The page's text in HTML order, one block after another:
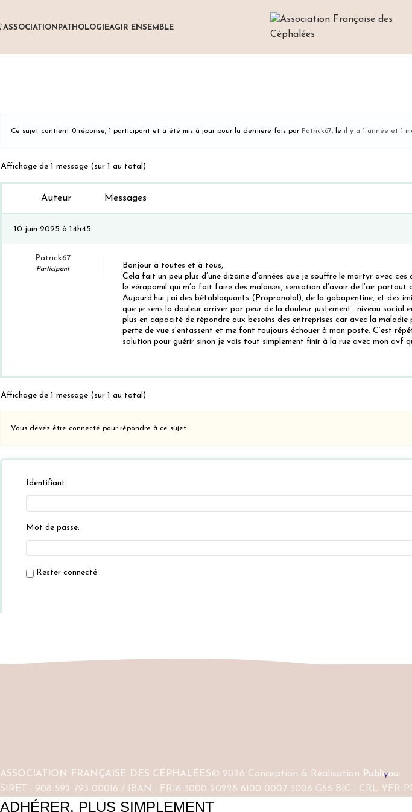
PATHOLOGIEAGIR ENSEMBLE
Ce sujet contient 0 réponse, 1 participant et a été mis à jour pour la dernière fois par Patrick67, le il y a 1 année et 1
Affichage de 1 message (sur 1 au total)
Auteur Messages
10 juin 2025 à 14h45
Patrick67
Participant
Bonjour à toutes et à tous,
Cela fait un peu plus d’une dizaine d’années que je souffre le martyr avec
le vérapamil qui m’a fait faire des malaises, sensation d’avoir de l’air
Aujourd’hui j’ai des bétabloquants (Propranolol), de la gabapentine, et des
que je sens la douleur arriver par peur de la douleur justement.. niveau social
plus en capacité de répondre aux besoins des entreprises car avec la
perte de vue s’entassent et me font toujours échouer à mon poste. C’est
solution pour guérir sinon je vais tout simplement finir à la rue avec mon avf
Affichage de 1 message (sur 1 au total)
Vous devez être connecté pour répondre à ce sujet.
Identifiant:
Mot de passe:
Rester connecté
ASSOCIATION FRANÇAISE DES CÉPHALÉES© 2026 Conception & Réalisation Publiyou.
SIRET : 908 592 793 00016 / IBAN : FR16 3000 20228 6100 0007 3006 G56 BIC : CRL YFR
ADHÉRER, PLUS SIMPLEMENT